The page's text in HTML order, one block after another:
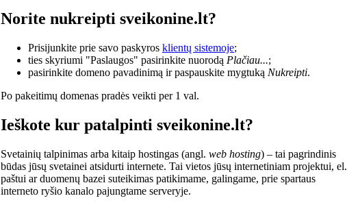
Norite nukreipti sveikonine.lt?
Prisijunkite prie savo paskyros klientų sistemoje;
ties skyriumi "Paslaugos" pasirinkite nuorodą Plačiau...;
pasirinkite domeno pavadinimą ir paspauskite mygtuką Nukreipti.
Po pakeitimų domenas pradės veikti per 1 val.
Ieškote kur patalpinti sveikonine.lt?
Svetainių talpinimas arba kitaip hostingas (angl. web hosting) – tai pagrindinis
būdas jūsų svetainei atsidurti internete. Tai vietos jūsų internetiniam projektui, el.
paštui ar duomenų bazei suteikimas patikimame, galingame, prie spartaus
interneto ryšio kanalo pajungtame serveryje.